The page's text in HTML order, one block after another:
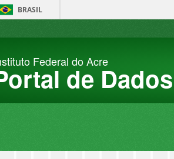
BRASIL
Federal do Acre
de